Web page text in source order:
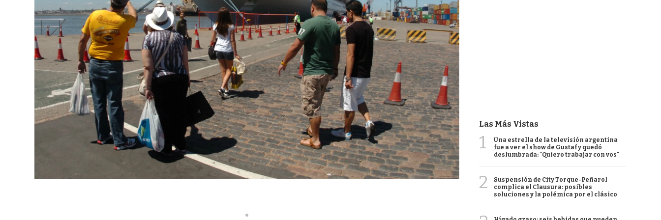
Las Más Vistas
1
Una estrella de la televisión argentina
fue a ver el show de Gustaf y quedó
deslumbrada: "Quiero trabajar con vos"
2
Suspensión de City Torque-Peñarol
complica el Clausura: posibles
soluciones y la polémica por el clásico